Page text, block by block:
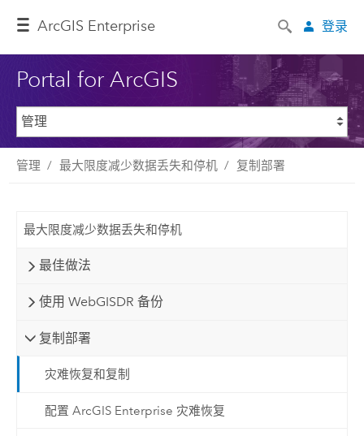
ArcGIS Enterprise 登录
Portal for ArcGIS
管理 最大限度减少数据丢失和停机 复制部署
最大限度减少数据丢失和停机
最佳做法
使用 WebGISDR 备份
复制部署
灾难恢复和复制
配置 ArcGIS Enterprise 灾难恢复